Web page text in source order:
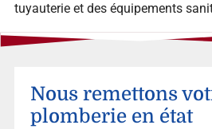
tuyauterie et des équipements
Nous remettons
plomberie en état